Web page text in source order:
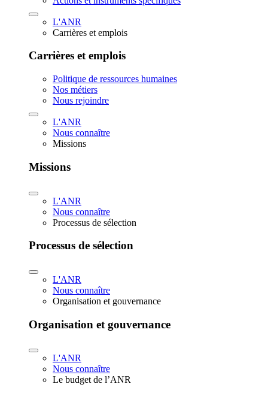
L'ANR
Carrières et emplois
Carrières et emplois
Politique de ressources humaines
Nos métiers
Nous rejoindre
L'ANR
Nous connaître
Missions
Missions
L'ANR
Nous connaître
Processus de sélection
Processus de sélection
L'ANR
Nous connaître
Organisation et gouvernance
Organisation et gouvernance
L'ANR
Nous connaître
Le budget de l’ANR